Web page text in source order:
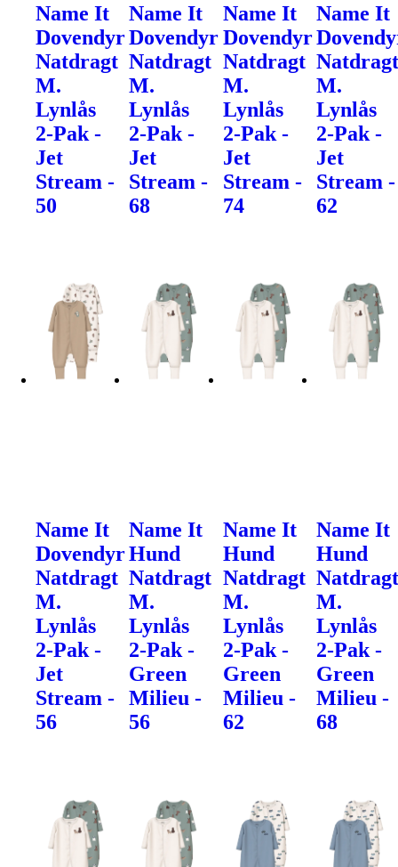
Name It
Dovendyr
Natdragt
M.
Lynlås
2-Pak -
Jet
Stream -
50
Name It
Dovendyr
Natdragt
M.
Lynlås
2-Pak -
Jet
Stream -
68
Name It
Dovendyr
Natdragt
M.
Lynlås
2-Pak -
Jet
Stream -
74
Name It
M.
Lynlås
2-Pak -
Jet
Stream -
62
Name It
Dovendyr
Natdragt
M.
Lynlås
2-Pak -
Jet
Stream -
56
Name It
Hund
Natdragt
M.
Lynlås
2-Pak -
Green
Milieu -
56
Name It
Hund
Natdragt
M.
Lynlås
2-Pak -
Green
Milieu -
62
Name It
Hund
M.
Lynlås
2-Pak -
Green
Milieu -
68